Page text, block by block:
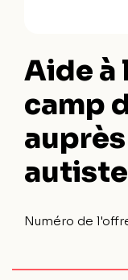
Aide à
camp
Numéro de